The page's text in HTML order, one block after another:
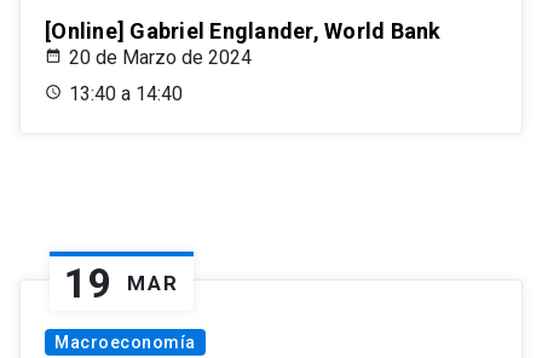
[Online] Gabriel Englander, World Bank
20 de Marzo de 2024
13:40 a 14:40
19 MAR
Macroeconomía